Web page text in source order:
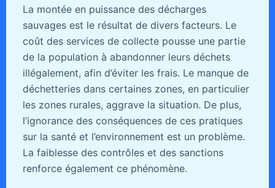
La montée en puissance des décharges
sauvages est le résultat de divers facteurs. Le
coût des services de collecte pousse une partie
de la population à abandonner leurs déchets
illégalement, afin d’éviter les frais. Le manque de
déchetteries dans certaines zones, en particulier
les zones rurales, aggrave la situation. De plus,
l’ignorance des conséquences de ces pratiques
sur la santé et l’environnement est un problème.
La faiblesse des contrôles et des sanctions
renforce également ce phénomène.